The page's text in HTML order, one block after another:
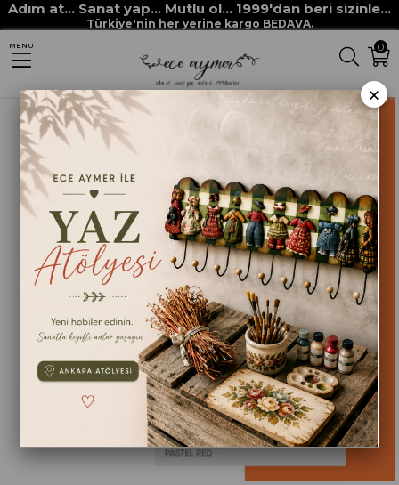
Adım at... Sanat yap... Mutlu ol... 1999'dan beri sizinle...
Türkiye'nin her yerine kargo BEDAVA.
0
MENU
Anasayfa HOBİ BOYALARI MULTİ DECOR CHALKED boyaları
MULTİ DECOR CHALKED 4530 PASTEL KIRMIZI
×